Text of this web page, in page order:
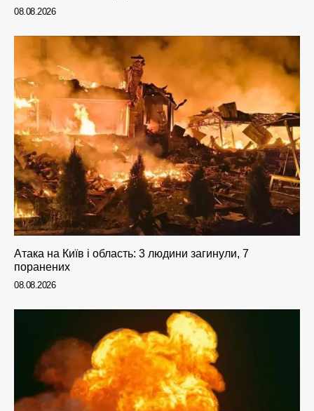
08.08.2026
Атака на Київ і область: 3 людини загинули, 7
поранених
08.08.2026